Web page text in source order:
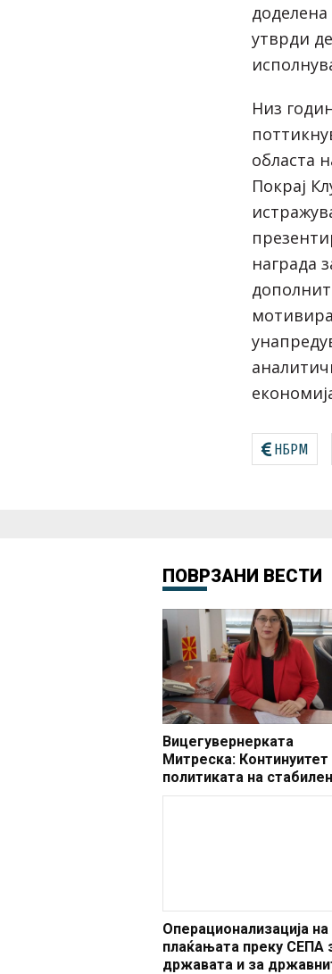
утврди
Низ
областа
Покрај
награда
НБРМ
ПОВРЗАНИ ВЕСТИ
Вицегувернерката
Митреска: Континуитет
политиката на стабилен
девизен курс и
Операционализација на
плаќањата преку СЕПА
државата и за